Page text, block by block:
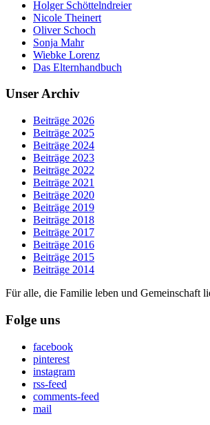
Holger Schöttelndreier
Nicole Theinert
Oliver Schoch
Sonja Mahr
Wiebke Lorenz
Das Elternhandbuch
Unser Archiv
Beiträge 2026
Beiträge 2025
Beiträge 2024
Beiträge 2023
Beiträge 2022
Beiträge 2021
Beiträge 2020
Beiträge 2019
Beiträge 2018
Beiträge 2017
Beiträge 2016
Beiträge 2015
Beiträge 2014
Für alle, die Familie leben und Gemeinschaft
Folge uns
facebook
pinterest
instagram
rss-feed
comments-feed
mail